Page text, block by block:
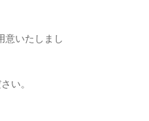
意いたしまし
い。